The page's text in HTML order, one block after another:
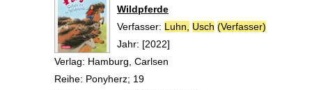
Wildpferde
Verfasser: Luhn, Usch (Verfasser)
Jahr: [2022]
Verlag: Hamburg, Carlsen
Reihe: Ponyherz; 19